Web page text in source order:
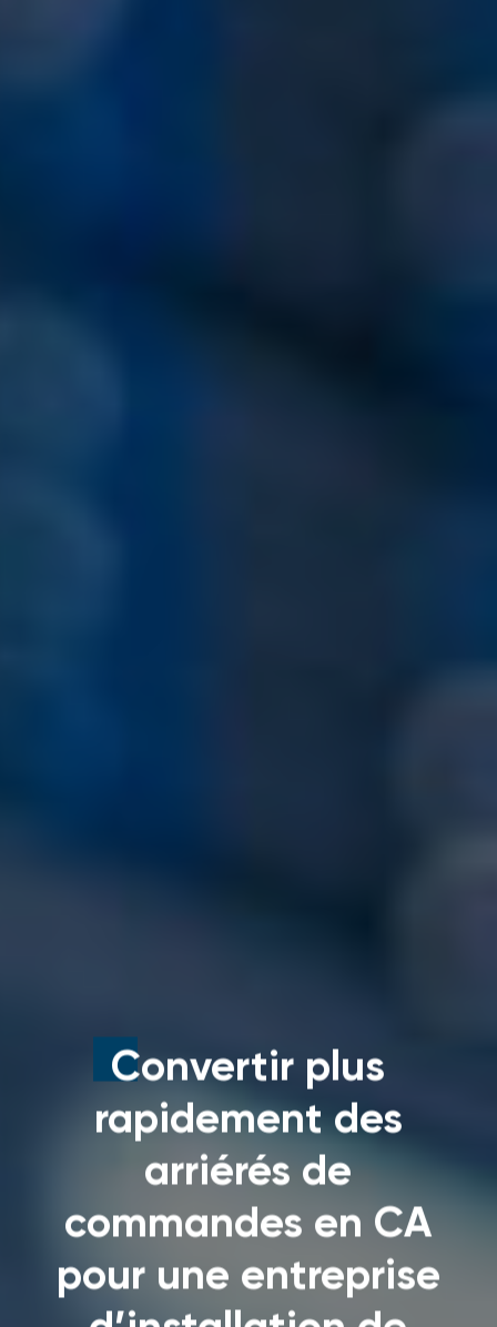
Convertir plus
rapidement des
arriérés de
commandes en CA
pour une entreprise